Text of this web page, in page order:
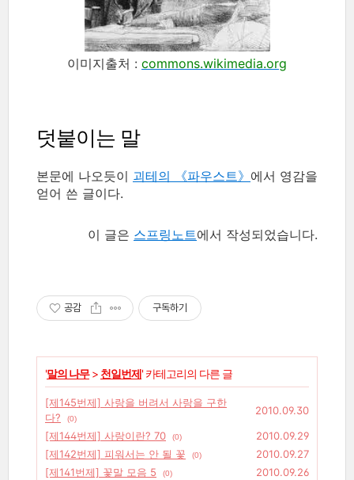
이미지출처 : commons.wikimedia.org
덧붙이는 말
본문에 나오듯이 괴테의 《파우스트》 에서 영감을
얻어 쓴 글이다.
이 글은 스프링노트에서 작성되었습니다.
공감 구독하기
'말의 나무> 천일번제 ' 카테고리의 다른 글
[제145번제] 사랑을 버려서 사랑을 구한
다?
(0)
2010.09.30
[제144번제] 사랑이란? 70
(0)
2010.09.29
[제142번제] 피워서는 안 될 꽃
(0)
2010.09.27
[제141번제] 꽃말 모음 5
(0)
2010.09.26